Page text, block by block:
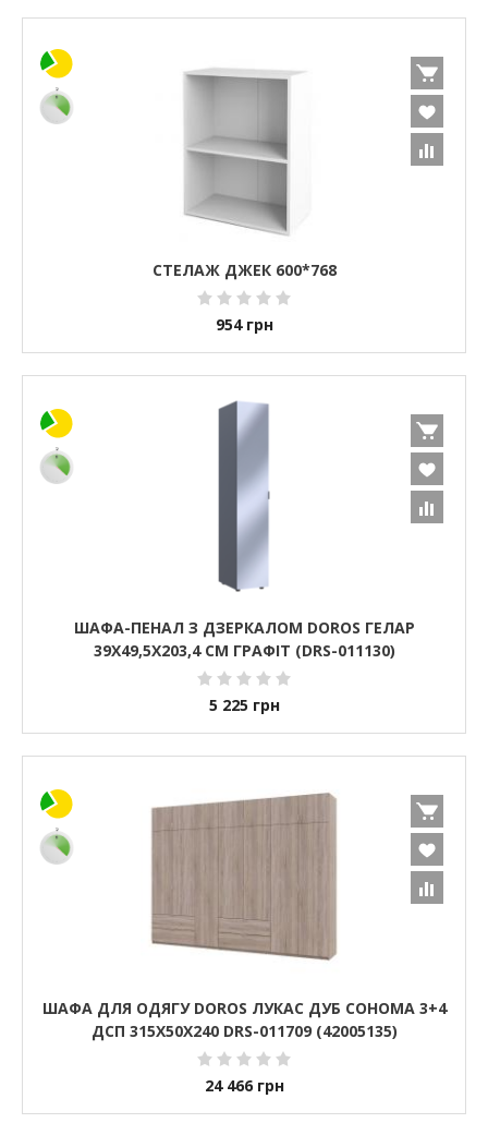
СТЕЛАЖ ДЖЕК 600*768
954 грн
ШАФА-ПЕНАЛ З ДЗЕРКАЛОМ DOROS ГЕЛАР
39Х49,5Х203,4 СМ ГРАФІТ (DRS-011130)
5 225 грн
ШАФА ДЛЯ ОДЯГУ DOROS ЛУКАС ДУБ СОНОМА 3+4
ДСП 315Х50Х240 DRS-011709 (42005135)
24 466 грн